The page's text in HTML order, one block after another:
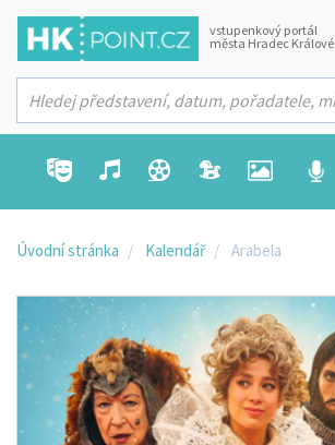
vstupenkový portál
města Hradec Králové
Úvodní stránka Kalendář Arabela